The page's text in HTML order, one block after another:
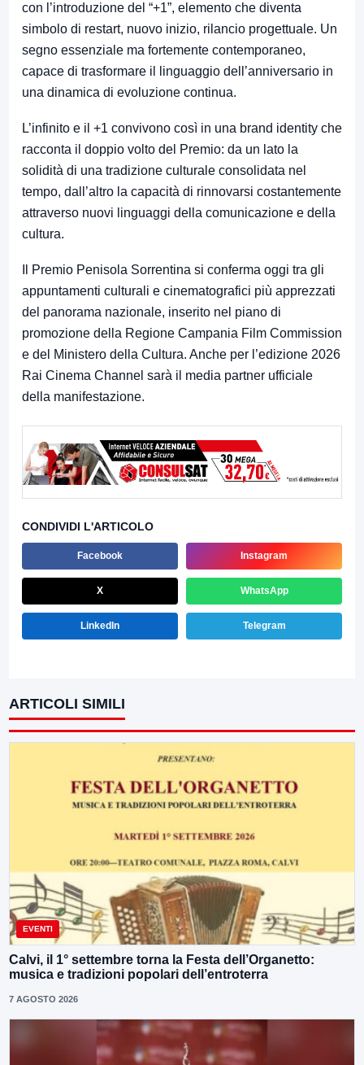
con l’introduzione del “+1”, elemento che diventa
simbolo di restart, nuovo inizio, rilancio progettuale. Un
segno essenziale ma fortemente contemporaneo,
capace di trasformare il linguaggio dell’anniversario in
una dinamica di evoluzione continua.
L’infinito e il +1 convivono così in una brand identity che
racconta il doppio volto del Premio: da un lato la
solidità di una tradizione culturale consolidata nel
tempo, dall’altro la capacità di rinnovarsi costantemente
attraverso nuovi linguaggi della comunicazione e della
cultura.
Il Premio Penisola Sorrentina si conferma oggi tra gli
appuntamenti culturali e cinematografici più apprezzati
del panorama nazionale, inserito nel piano di
promozione della Regione Campania Film Commission
e del Ministero della Cultura. Anche per l’edizione 2026
Rai Cinema Channel sarà il media partner ufficiale
della manifestazione.
CONDIVIDI L'ARTICOLO
Facebook Instagram
X WhatsApp
LinkedIn Telegram
ARTICOLI SIMILI
EVENTI
Calvi, il 1° settembre torna la Festa dell’Organetto:
musica e tradizioni popolari dell’entroterra
7 AGOSTO 2026